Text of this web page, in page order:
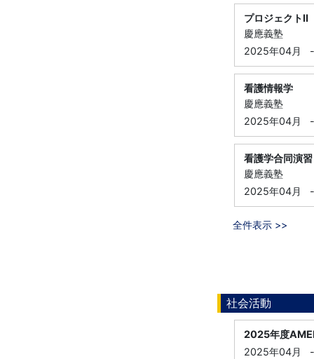
プロジェクトⅡ
慶應義塾
2025年04月
-
看護情報学
慶應義塾
2025年04月
-
看護学合同演習
慶應義塾
2025年04月
-
全件表示 >>
社会活動
2025年度
2025年04月
-